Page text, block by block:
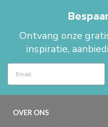
Ontvang onze
inspiratie,
OVER ONS